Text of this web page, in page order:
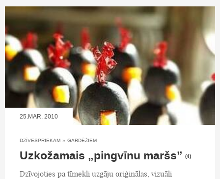
25.MAR, 2010
DZĪVESPRIEKAM » GARDĒŽIEM
Uzkožamais „pingvīnu maršs” (4)
Dzīvojoties pa tīmekli uzgāju oriģinālas, vizuāli